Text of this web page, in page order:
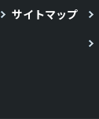
サイトマップ